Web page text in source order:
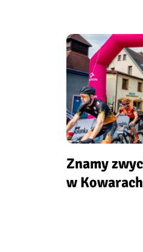
Znamy
w Kowarach